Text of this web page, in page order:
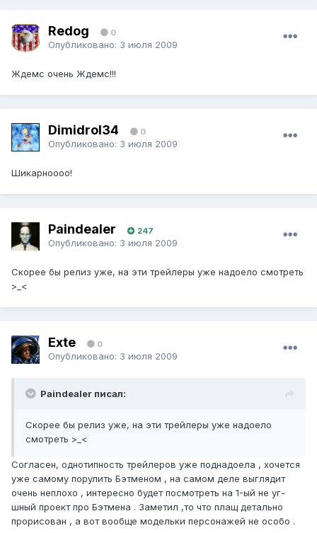
Redog 0
Опубликовано: 3 июля 2009
Ждемс очень Ждемс!!!
Dimidrol34 0
Опубликовано: 3 июля 2009
Шикарноооо!
Paindealer 247
Опубликовано: 3 июля 2009
Скорее бы релиз уже, на эти трейлеры уже надоело смотреть
>_<
Exte 0
Опубликовано: 3 июля 2009
Paindealer писал:
Скорее бы релиз уже, на эти трейлеры уже надоело
смотреть >_<
Согласен, однотипность трейлеров уже поднадоела , хочется
уже самому порулить Бэтменом , на самом деле выглядит
очень неплохо , интересно будет посмотреть на 1-ый не уг-
шный проект про Бэтмена . Заметил ,то что плащ детально
прорисован , а вот вообще модельки персонажей не особо .